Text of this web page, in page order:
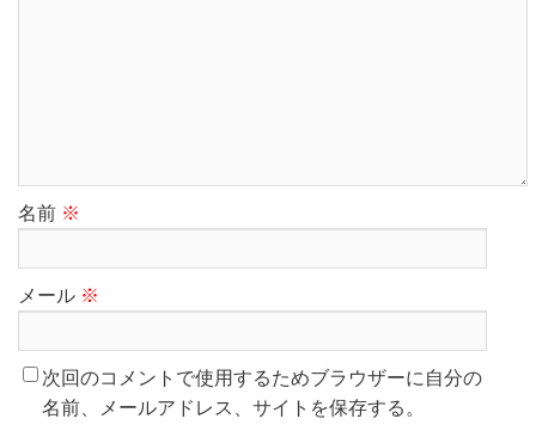
名前 ※
メール ※
次回のコメントで使用するためブラウザーに自分の
名前、メールアドレス、サイトを保存する。